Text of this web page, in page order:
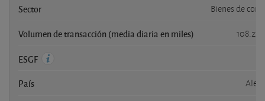
Sector Bienes de
Volumen de transacción (media diaria en miles)
ESGF
País